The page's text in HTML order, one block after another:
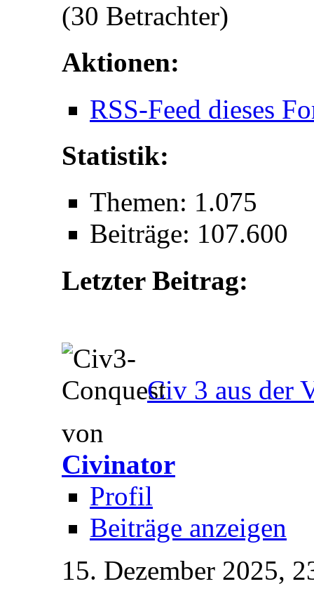
(30 Betrachter)
Aktionen:
RSS-Feed dieses
Statistik:
Themen: 1.075
Beiträge: 107.600
Letzter Beitrag:
Civ 3 aus der
von
Civinator
Profil
Beiträge anzeigen
15. Dezember 2025,